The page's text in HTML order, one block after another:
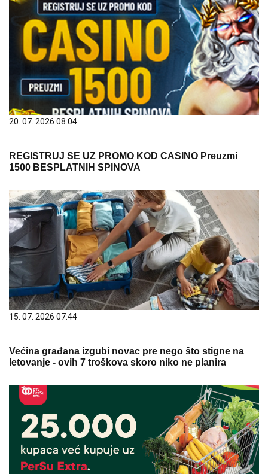
20. 07. 2026 08:04
REGISTRUJ SE UZ PROMO KOD CASINO Preuzmi
1500 BESPLATNIH SPINOVA
15. 07. 2026 07:44
Većina građana izgubi novac pre nego što stigne na
letovanje - ovih 7 troškova skoro niko ne planira